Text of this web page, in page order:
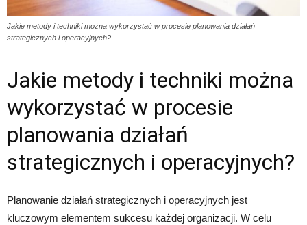
Jakie metody i techniki można wykorzystać w procesie planowania działań
strategicznych i operacyjnych?
Jakie metody i techniki można
wykorzystać w procesie
planowania działań
strategicznych i operacyjnych?
Planowanie działań strategicznych i operacyjnych jest
kluczowym elementem sukcesu każdej organizacji. W celu